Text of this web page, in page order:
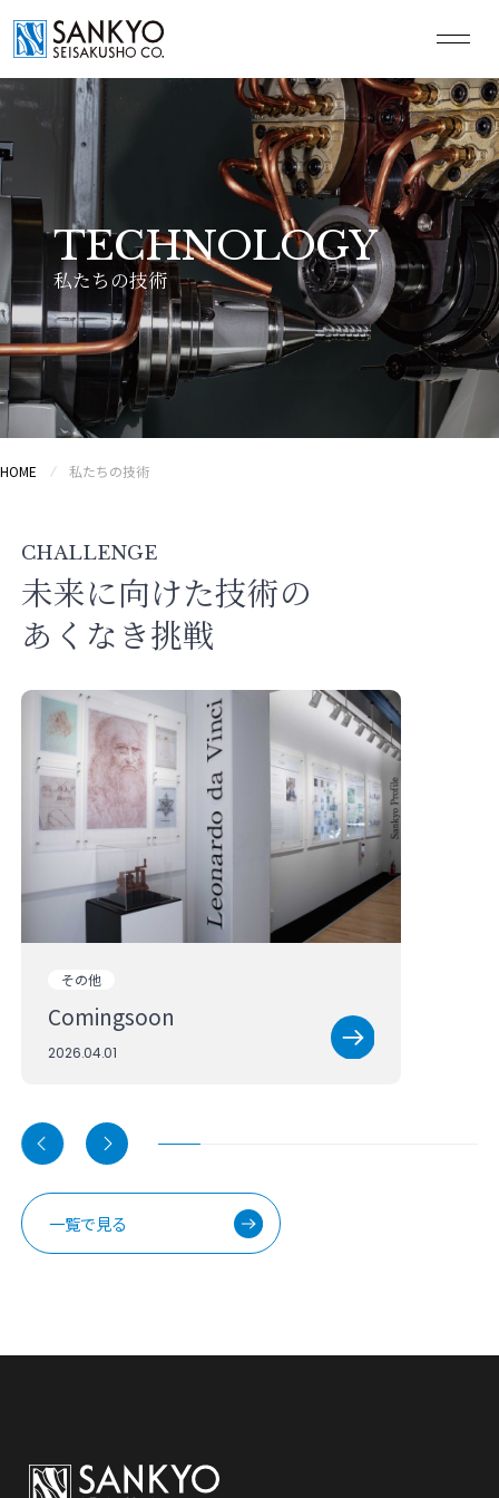
トップページ
企業情報
私たちの技術
グローバル体制
社会貢献活動
お知らせ
採用情報
お問い合わせ
サイトご利用にあたって
個人情報に関する基本方針
EN CN
TECHNOLOGY
私たちの技術
HOME 私たちの技術
CHALLENGE
未来に向けた技術の
あくなき挑戦
一覧で見る
その他
Comingsoon
2026.04.01
PROJECTS
技術開発の事例と、